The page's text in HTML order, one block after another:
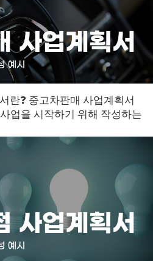
란❓ 중고차판매 사업계획서
업을 시작하기 위해 작성하는